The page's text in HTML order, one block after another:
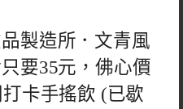
製造所．文青風
要35元，佛心價
卡手搖飲 (已歇